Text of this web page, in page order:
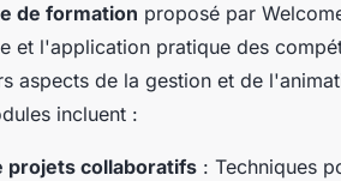
de formation proposé par
et l'application pratique des
aspects de la gestion et de
incluent :
projets collaboratifs : Techniques